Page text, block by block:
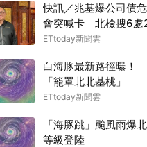
快訊／兆基爆公司債
會突喊卡 北檢搜6處
ETtoday新聞雲
白海豚最新路徑曝！
「籠罩北北基桃」
ETtoday新聞雲
「海豚跳」颱風雨
等級登陸